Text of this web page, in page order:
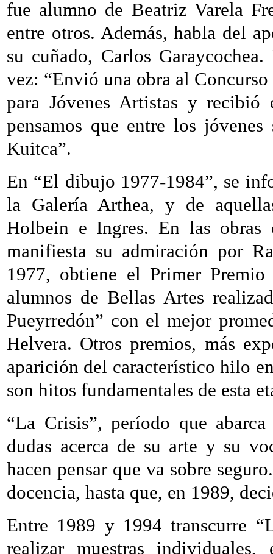
fue alumno de Beatriz Varela
entre otros. Además, habla del
su cuñado, Carlos
vez: “Envió una obra al
para Jóvenes Artistas y
pensamos que entre los
Kuitca”.
En “El dibujo 1977-1984”, se
la Galería Arthea, y de
Holbein e Ingres. En las obras
manifiesta su admiración por
1977, obtiene el Primer
alumnos de Bellas Artes
Pueyrredón” con el mejor
Helvera. Otros premios, más
aparición del característico hilo
son hitos fundamentales de esta
“La Crisis”, período que
dudas acerca de su arte y su
hacen pensar que va sobre
docencia, hasta que, en 1989,
Entre 1989 y 1994 transcurre
realizar muestras individuales,